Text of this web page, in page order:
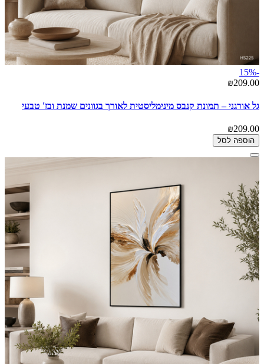
-15%
₪209.00
גל אורגני – תמונת קנבס מינימליסטית לאורך בגוונים שמנת ובז' טבעי
₪209.00
הוספה לסל